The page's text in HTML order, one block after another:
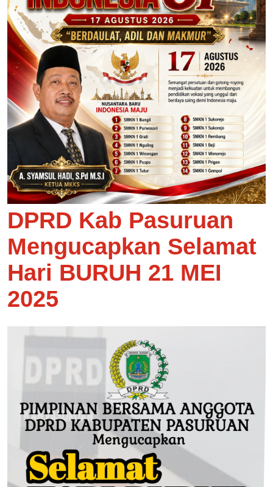
DPRD Kab Pasuruan
Mengucapkan Selamat
Hari BURUH 21 MEI
2025